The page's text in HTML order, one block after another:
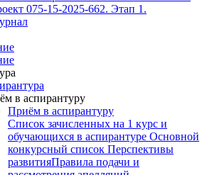
075-15-2025-662. Этап 1.
в аспирантуру
Приём в аспирантуру
Список зачисленных на 1 курс и
обучающихся в аспирантуре Основной
конкурсный список Перспективы
развитияПравила подачи и